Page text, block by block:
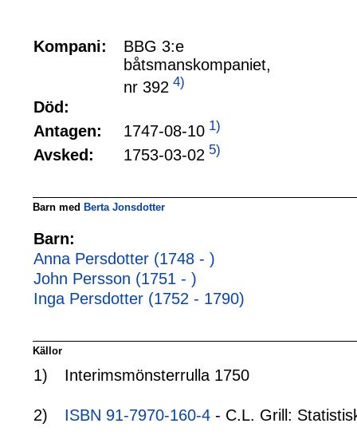
Kompani:
BBG 3:e
båtsmanskompaniet,
nr 392 4)
Död:
Antagen:
1747-08-10 1)
Avsked: 1753-03-02 5)
Barn med Berta Jonsdotter
Barn:
Anna Persdotter (1748 - )
John Persson (1751 - )
Inga Persdotter (1752 - 1790)
Källor
1) Interimsmönsterrulla 1750
2) ISBN 91-7970-160-4 - C.L. Grill: